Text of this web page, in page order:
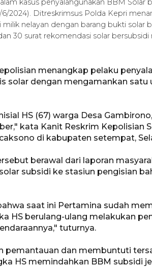
kasus penyalahgunakan BBM Solar
6/2024). Ditreskrimsus Polda Kepri
nelayan dengan barang bukti solar
30 surat rekomendasi solar bersubsidi
menangkap pelaku
solar dengan mengamankan
HS (67) warga Desa
kata Kanit Reskrim Kepolisian
di kabupaten setempat,
berawal dari laporan
subsidi ke stasiun pengisian
saat ini Pertamina sudah
HS berulang-ulang melakukan
tuturnya.
pemantauan dan membuntuti
HS memindahkan BBM subsidi